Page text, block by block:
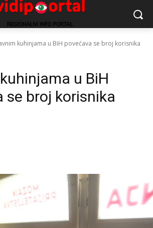
kuhinjama u BiH povećava se broj korisnika
u BiH
se broj korisnika